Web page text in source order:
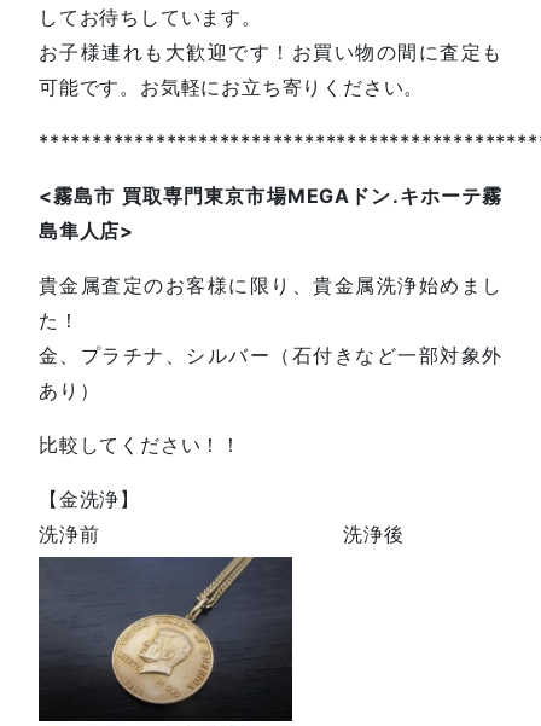
してお待ちしています。
お子様連れも大歓迎です！お買い物の間に査定も
可能です。お気軽にお立ち寄りください。
<霧島市 買取専門東京市場MEGA ドン.キホーテ霧
島隼人店>
貴金属査定のお客様に限り、貴金属洗浄始めまし
た！
金、プラチナ、シルバー（石付きなど一部対象外
あり）
比較してください！！
【金洗浄】
洗浄前 洗浄後